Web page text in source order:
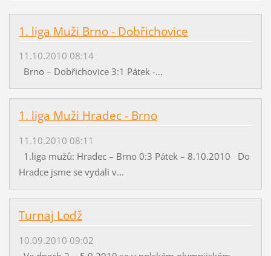
1. liga Muži Brno - Dobřichovice
11.10.2010 08:14
Brno – Dobřichovice 3:1 Pátek -...
1. liga Muži Hradec - Brno
11.10.2010 08:11
1.liga mužů: Hradec – Brno 0:3 Pátek – 8.10.2010 Do
Hradce jsme se vydali v...
Turnaj Lodž
10.09.2010 09:02